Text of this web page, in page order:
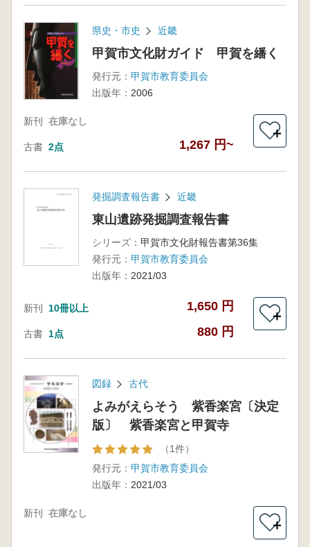
県史・市史 近畿
甲賀市文化財ガイド 甲賀を繙く
発行元： 甲賀市教育委員会
出版年： 2006
新刊 在庫なし
古書 2点 1,267 円~
＋
発掘調査報告書 近畿
東山遺跡発掘調査報告書
シリーズ： 甲賀市文化財報告書第36集
発行元： 甲賀市教育委員会
出版年： 2021/03
新刊 10冊以上 1,650 円
古書 1点 880 円
＋
図録 古代
よみがえらそう 紫香楽宮〔決定
版〕 紫香楽宮と甲賀寺
（1件）
発行元： 甲賀市教育委員会
出版年： 2021/03
新刊 在庫なし
＋